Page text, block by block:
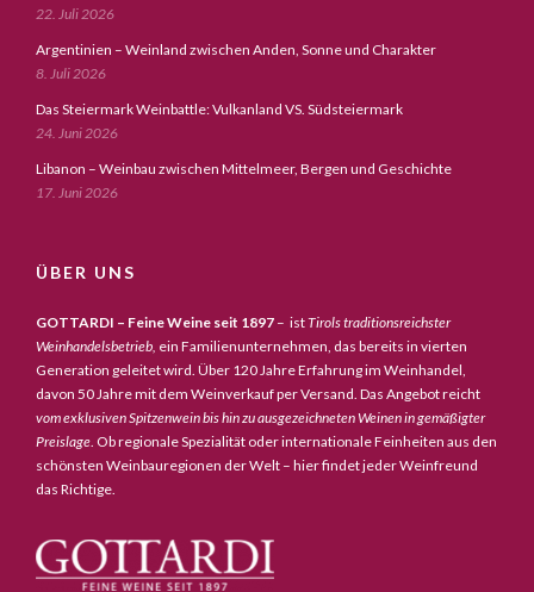
22. Juli 2026
Argentinien – Weinland zwischen Anden, Sonne und Charakter
8. Juli 2026
Das Steiermark Weinbattle: Vulkanland VS. Südsteiermark
24. Juni 2026
Libanon – Weinbau zwischen Mittelmeer, Bergen und Geschichte
17. Juni 2026
ÜBER UNS
GOTTARDI – Feine Weine seit 1897 – istTirols traditionsreichster
Weinhandelsbetrieb, ein Familienunternehmen, das bereits in vierten
Generation geleitet wird. Über 120 Jahre Erfahrung im Weinhandel,
davon 50 Jahre mit dem Weinverkauf per Versand. Das Angebot reicht
vom exklusiven Spitzenwein bis hin zu ausgezeichneten Weinen in gemäßigter
Preislage . Ob regionale Spezialität oder internationale Feinheiten aus den
schönsten Weinbauregionen der Welt – hier findet jeder Weinfreund
das Richtige.